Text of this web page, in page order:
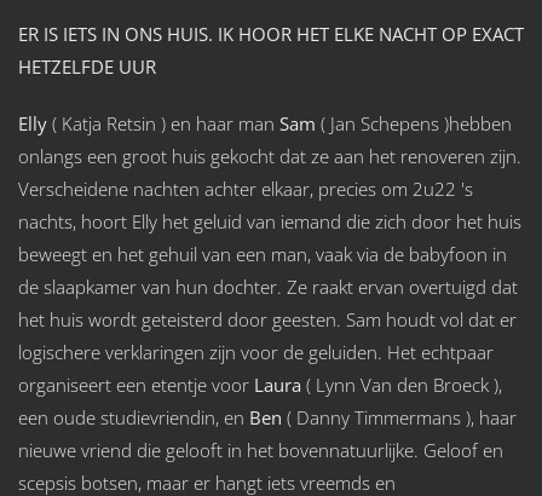
ER IS IETS IN ONS HUIS. IK HOOR HET ELKE NACHT OP EXACT
HETZELFDE UUR
Elly ( Katja Retsin ) en haar man Sam ( Jan Schepens )hebben
onlangs een groot huis gekocht dat ze aan het renoveren zijn.
Verscheidene nachten achter elkaar, precies om 2u22 's
nachts, hoort Elly het geluid van iemand die zich door het huis
beweegt en het gehuil van een man, vaak via de babyfoon in
de slaapkamer van hun dochter. Ze raakt ervan overtuigd dat
het huis wordt geteisterd door geesten. Sam houdt vol dat er
logischere verklaringen zijn voor de geluiden. Het echtpaar
organiseert een etentje voor Laura ( Lynn Van den Broeck ),
een oude studievriendin, en Ben ( Danny Timmermans ), haar
nieuwe vriend die gelooft in het bovennatuurlijke. Geloof en
scepsis botsen, maar er hangt iets vreemds en